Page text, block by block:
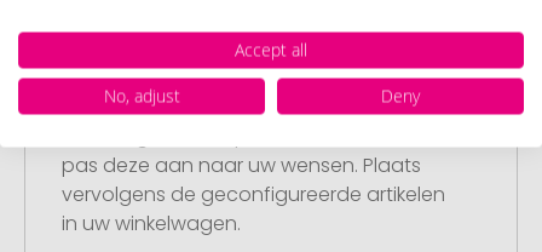
Stap 1:
Artikelconfiguratie
pas deze aan naar uw wensen. Plaats
vervolgens de geconfigureerde artikelen
in uw winkelwagen.
Accept all
No, adjust
Deny